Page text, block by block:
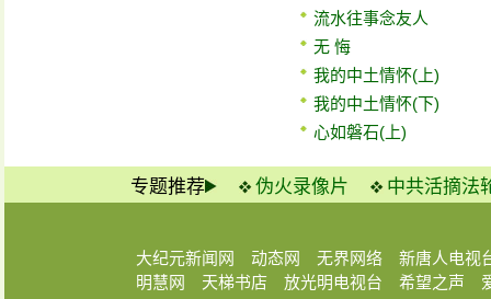
流水往事念友人
无 悔
我的中土情怀(上)
我的中土情怀(下)
心如磐石(上)
专题推荐 伪火录像片 中共活摘法
大纪元新闻网 动态网 无界网络
新唐人电视
明慧网
天梯书店 放光明电视台 希望之声